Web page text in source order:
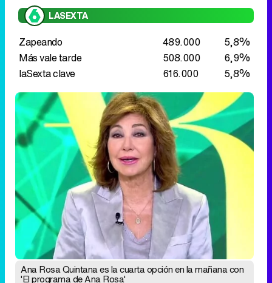
Ana Rosa Quintana es la cuarta opción en la mañana con
'El programa de Ana Rosa'
Mañana
-0,6 puntos para 'La hora de La 1
(14,1%) en una jornada